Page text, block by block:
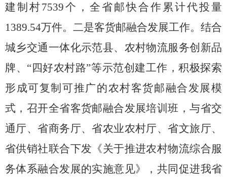
建制村7539个，全省邮快合作累计代投量
1389.54万件。 二是客货邮融合发展工作。结合
城乡交通一体化示范县、农村物流服务创新品
牌、 “四好农村路”等示范创建工作，积极探索
形成可复制可推广的农村客货邮融合发展模
式，召开全省客货邮融合发展培训班，与省交
通厅、省商务厅、省农业农村厅、省文旅厅、
省供销社联合下发《关于推进农村物流综合服
务体系融合发展的实施意见》，共同促进我省